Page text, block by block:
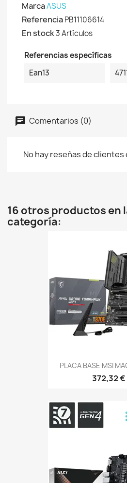
MarcaASUS
ReferenciaPB11106614
En stock3 Artículos
Referencias específicas
Ean13
Comentarios (0)
No hay reseñas de
16 otros productos en
categoría:
PLACA BASE MSI
372,32 €